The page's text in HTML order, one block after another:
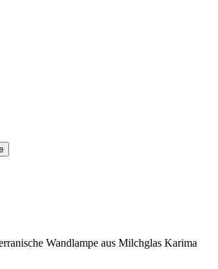
Wandlampe aus Milchglas Karima